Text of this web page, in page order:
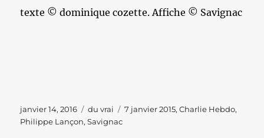
texte © dominique cozette. Affiche © Savignac
Publié
le
janvier 14, 2016 Catégories
du vrai Étiquettes
7 janvier 2015,Charlie Hebdo,
Philippe Lançon,Savignac